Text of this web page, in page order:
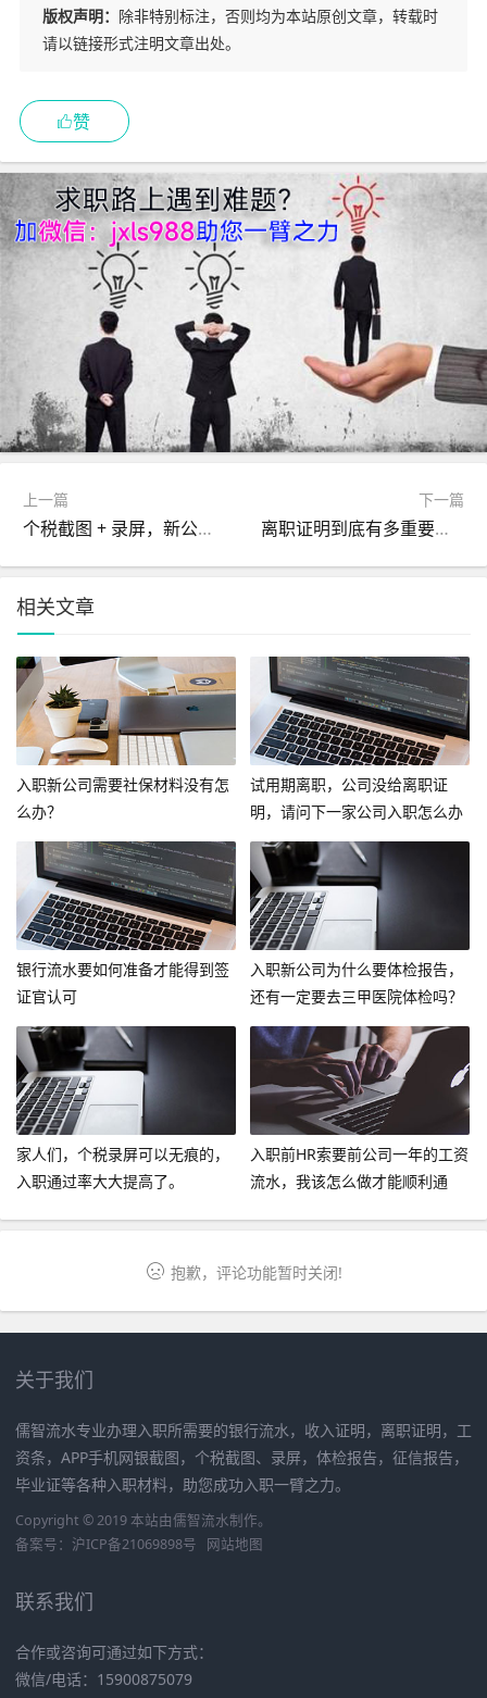
版权声明： 除非特别标注，否则均为本站原创文章，转载时
请以链接形式注明文章出处。
赞
上一篇
个税截图 + 录屏，新公司这是在搞什么？
下一篇
离职证明到底有多重要？入职必看！
相关文章
入职新公司需要社保材料没有怎
么办？
试用期离职，公司没给离职证
明，请问下一家公司入职怎么办
呢？
银行流水要如何准备才能得到签
证官认可
入职新公司为什么要体检报告，
还有一定要去三甲医院体检吗？
家人们，个税录屏可以无痕的，
入职通过率大大提高了。
入职前HR索要前公司一年的工资
流水，我该怎么做才能顺利通
抱歉，评论功能暂时关闭!
关于我们
儒智流水专业办理入职所需要的银行流水，收入证明，离职证明，工
资条，APP手机网银截图，个税截图、录屏，体检报告，征信报告，
毕业证等各种入职材料，助您成功入职一臂之力。
Copyright © 2019 本站由儒智流水制作。
备案号： 沪ICP备21069898号 网站地图
联系我们
合作或咨询可通过如下方式：
微信/电话：15900875079